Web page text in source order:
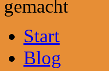
Start
Blog